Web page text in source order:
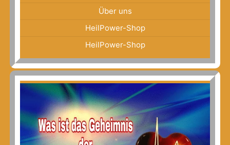
Über uns
HeilPower-Shop
HeilPower-Shop